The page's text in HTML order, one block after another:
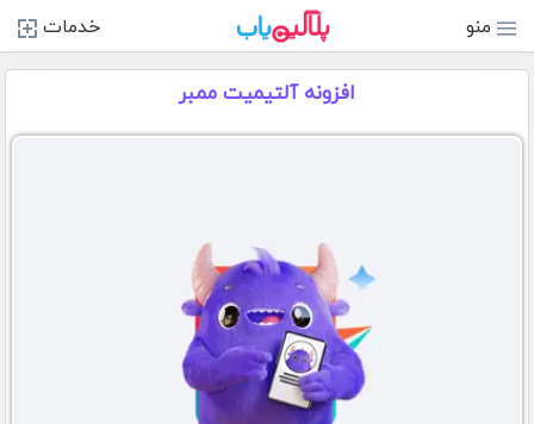
منو خدمات
افزونه آلتیمیت ممبر